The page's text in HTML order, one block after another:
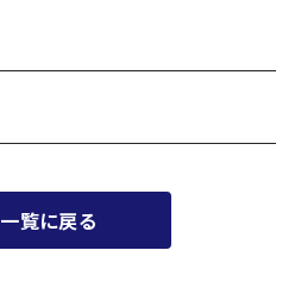
覧に戻る